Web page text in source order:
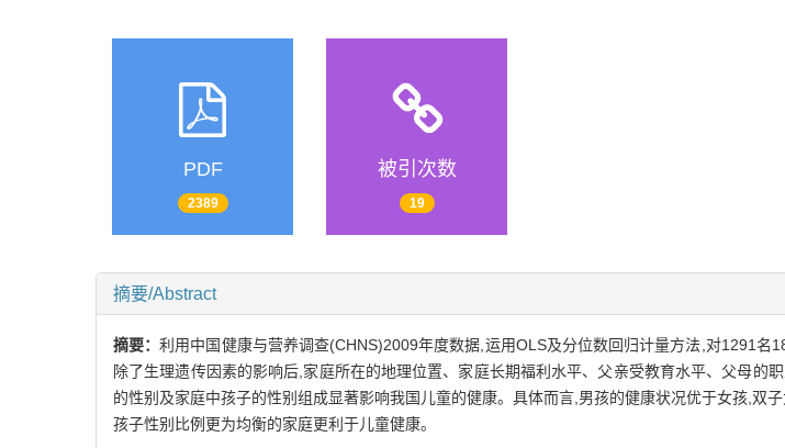
PDF
2389
被引次数
19
摘要/Abstract
摘要：利用中国健康与营养调查(CHNS)2009年度数据,运用OLS及分位数回归计量方法,对1291
除了生理遗传因素的影响后,家庭所在的地理位置、家庭长期福利水平、父亲受教育水平、父母的
的性别及家庭中孩子的性别组成显著影响我国儿童的健康。具体而言,男孩的健康状况优于女孩,双
孩子性别比例更为均衡的家庭更利于儿童健康。